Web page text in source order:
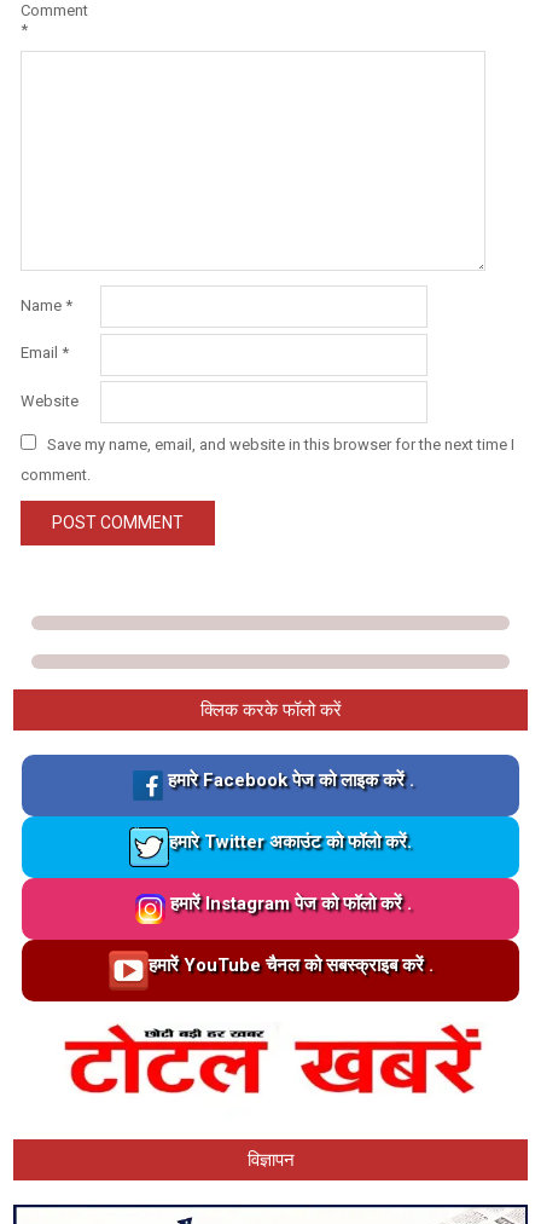
Comment
*
Name *
Email *
Website
Save my name, email, and website in this browser for the next time I
comment.
क्लिक करके फॉलो करें
Loading…
हमारे Facebook पेज को लाइक करें .
Loading…
हमारे Twitter अकाउंट को फॉलो करें.
Loading…
हमारें Instagram पेज को फॉलो करें .
Loading…हमारें YouTube चैनल को सबस्क्राइब करें .
विज्ञापन